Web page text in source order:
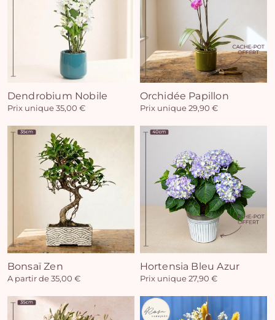
Dendrobium Nobile
Prix unique 35,00 €
Orchidée Papillon
Prix unique 29,90 €
Bonsaï Zen
A partir de 35,00 €
Hortensia Bleu Azur
Prix unique 27,90 €